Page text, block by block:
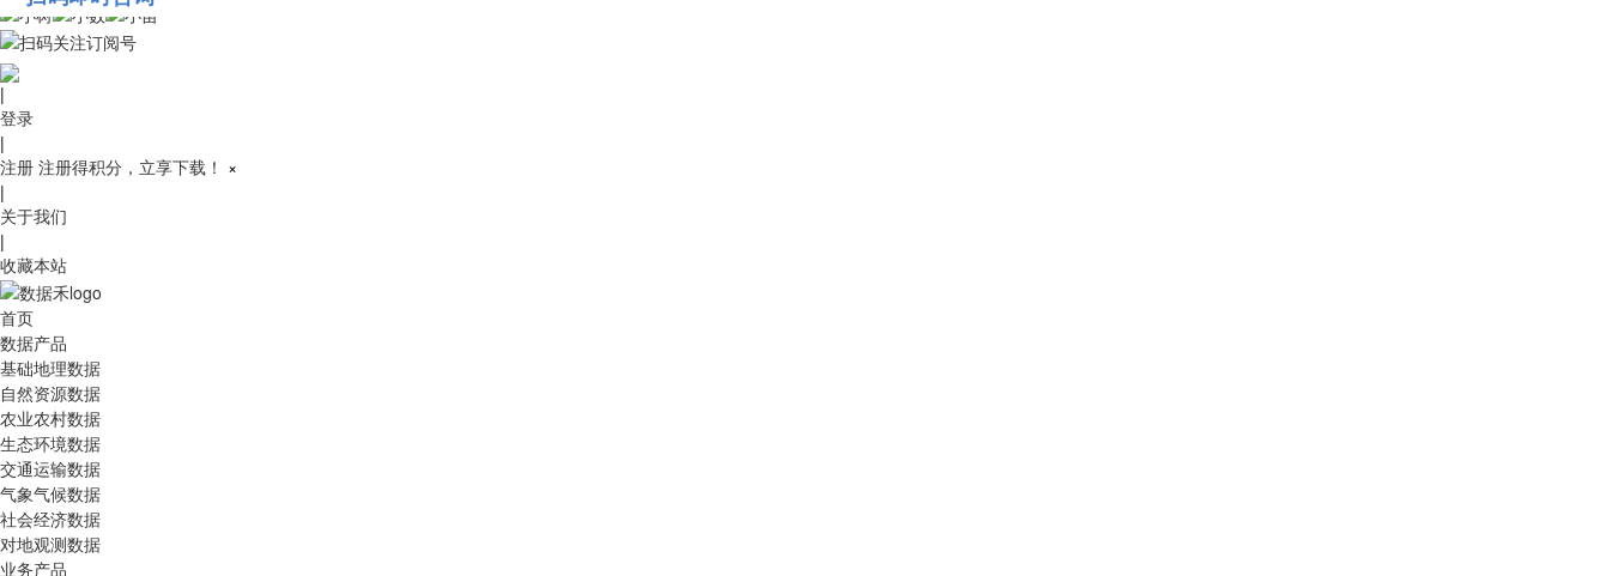
010-53689091
|
登录
|
注册 注册得积分，立享下载！ ×
|
关于我们
|
收藏本站
首页
数据产品
基础地理数据
自然资源数据
农业农村数据
生态环境数据
交通运输数据
气象气候数据
社会经济数据
对地观测数据
业务产品